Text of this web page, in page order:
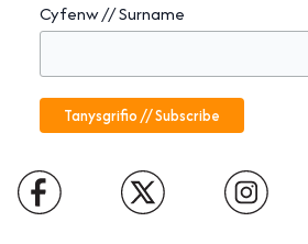
Cyfenw // Surname